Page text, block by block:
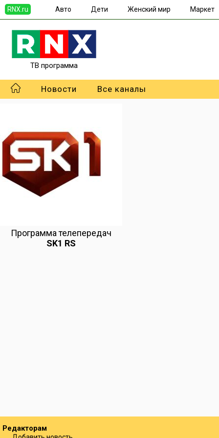
RNX.ru Авто Дети Женский мир Маркет
ТВ программа
Новости Все каналы
Программа телепередач
SK1 RS
Редакторам